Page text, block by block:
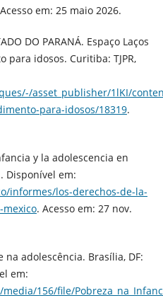
em: 25 maio 2026.
DO PARANÁ. Espaço Laços
para idosos. Curitiba: TJPR,
asset_publisher/1lKI/
para-idosos/18319.
y la adolescencia en
Disponível em:
informes/los-derechos-de-la-
mexico. Acesso em: 27 nov.
na adolescência. Brasília, DF:
em:
156/file/